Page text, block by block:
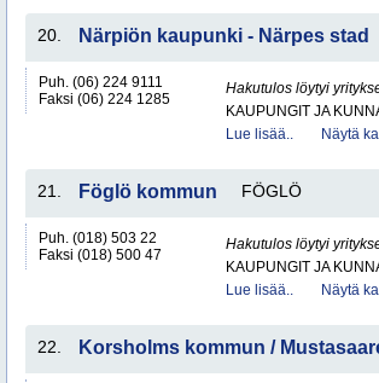
20. Närpiön kaupunki - Närpes stad
Puh. (06) 224 9111
Faksi (06) 224 1285
Hakutulos löytyi
KAUPUNGIT JA
Lue lisää..
Näytä
21. Föglö kommun FÖGLÖ
Puh. (018) 503 22
Faksi (018) 500 47
Hakutulos löytyi
KAUPUNGIT JA
Lue lisää..
Näytä
22. Korsholms kommun /